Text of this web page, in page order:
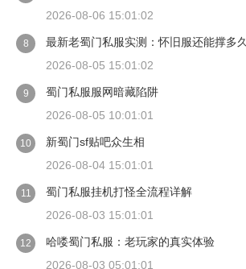
2026-08-06 15:01:02
8
最新老蜀门私服实测：怀旧服还能撑多久
2026-08-05 15:01:02
9
蜀门私服服网暗藏陷阱
2026-08-05 10:01:01
10
新蜀门sf贴吧众生相
2026-08-04 15:01:01
11
蜀门私服挂机打怪全流程详解
2026-08-03 15:01:01
12
哈喽蜀门私服：老玩家的真实体验
2026-08-03 05:01:01